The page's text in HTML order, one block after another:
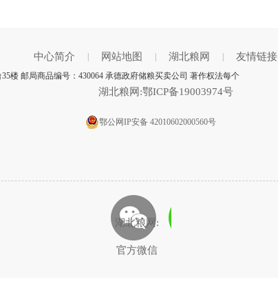
中心简介 网站地图 湖北粮网 友情链接
楼 邮局商品编号：430064 承德政府储粮买卖公司 著作权法每个
湖北粮网:鄂ICP备19003974号
鄂公网IP安备 42010602000560号
湖北粮网:
官方微信